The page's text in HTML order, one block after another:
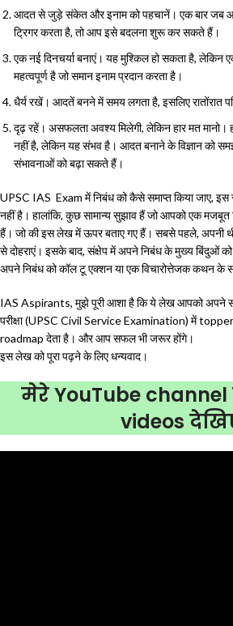
आदत से जुड़े संकेत और इनाम को पहचानें। एक बार जब
ट्रिगर करता है, तो आप इसे बदलना शुरू कर सकते हैं।
एक नई दिनचर्या बनाएं। यह मुश्किल हो सकता है, लेकिन
महत्वपूर्ण है जो समान इनाम प्रदान करता है।
धैर्य रखें। आदतें बनने में समय लगता है, इसलिए रातोंरात
दृढ़ रहें। असफलता अवश्य मिलेगी, लेकिन हार मत मानो।
नहीं है, लेकिन यह संभव है। आदत बनाने के विज्ञान को
संभावनाओं को बढ़ा सकते हैं।
UPSC IAS Exam में निबंध को कैसे समाप्त किया जाए, इस
नहीं है। हालांकि, कुछ सामान्य सुझाव हैं जो आपको एक
हैं। जो की इस लेख में ऊपर बताए गए हैं। सबसे पहले, अपनी
से दोहराएं। इसके बाद, संक्षेप में अपने निबंध के मुख्य बिंदुओं
अपने निबंध को कॉल टू एक्शन या एक विचारोत्तेजक कथन के
IAS Aspirants, मुझे पूरी आशा है कि ये लेख आपको अपने
परीक्षा (UPSC Civil Service Examination) में
roadmap देता है। और आप सफल भी जरूर होंगे।
इस लेख को पूरा पढ़ने के लिए धन्यवाद।
मेरे YouTube
videos